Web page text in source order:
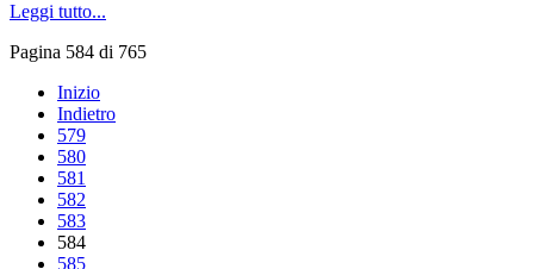
Leggi tutto...
Pagina 584 di 765
Inizio
Indietro
579
580
581
582
583
584
585